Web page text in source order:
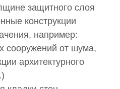
защитного слоя
конструкции
например:
сооружений от шума,
архитектурного